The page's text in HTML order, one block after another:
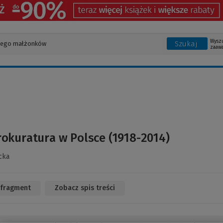
Szukaj
w Polsce (1918-2014)
Zobacz spis treści